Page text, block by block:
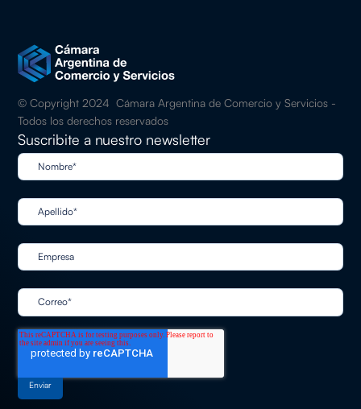
© Copyright 2024 Cámara Argentina de Comercio y Servicios -
Todos los derechos reservados
Suscribite a nuestro newsletter